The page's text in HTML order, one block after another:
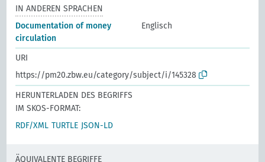
IN ANDEREN SPRACHEN
Documentation of money
circulation
Englisch
URI
https://pm20.zbw.eu/category/subject/i/145328
HERUNTERLADEN DES BEGRIFFS
IM SKOS-FORMAT:
RDF/XML TURTLE JSON-LD
ÄQUIVALENTE BEGRIFFE